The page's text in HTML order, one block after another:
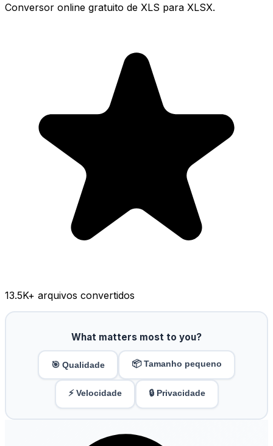
Conversor online gratuito de XLS para XLSX.
13.5K+ arquivos convertidos
What matters most to you?
🎯 Qualidade 📦 Tamanho pequeno
⚡ Velocidade 🔒 Privacidade